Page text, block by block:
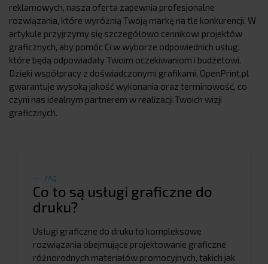
reklamowych, nasza oferta zapewnia profesjonalne
rozwiązania, które wyróżnią Twoją markę na tle konkurencji. W
artykule przyjrzymy się szczegółowo cennikowi projektów
graficznych, aby pomóc Ci w wyborze odpowiednich usług,
które będą odpowiadały Twoim oczekiwaniom i budżetowi.
Dzięki współpracy z doświadczonymi grafikami, OpenPrint.pl
gwarantuje wysoką jakość wykonania oraz terminowość, co
czyni nas idealnym partnerem w realizacji Twoich wizji
graficznych.
FAQ
Co to są usługi graficzne do
druku?
Usługi graficzne do druku to kompleksowe
rozwiązania obejmujące projektowanie graficzne
różnorodnych materiałów promocyjnych, takich jak